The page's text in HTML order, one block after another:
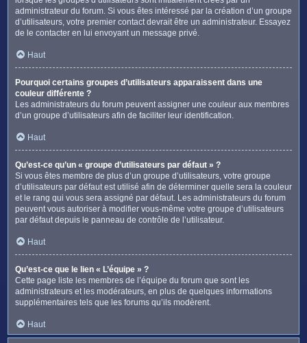
administrateur du forum. Si vous êtes intéressé par la création d’un groupe
d’utilisateurs, votre premier contact devrait être un administrateur. Essayez
de le contacter en lui envoyant un message privé.
Haut
Pourquoi certains groupes d’utilisateurs apparaissent dans une
couleur différente ?
Les administrateurs du forum peuvent assigner une couleur aux membres
d’un groupe d’utilisateurs afin de faciliter leur identification.
Haut
Qu’est-ce qu’un « groupe d’utilisateurs par défaut » ?
Si vous êtes membre de plus d’un groupe d’utilisateurs, votre groupe
d’utilisateurs par défaut est utilisé afin de déterminer quelle sera la couleur
et le rang qui vous sera assigné par défaut. Les administrateurs du forum
peuvent vous autoriser à modifier vous-même votre groupe d’utilisateurs
par défaut depuis le panneau de contrôle de l’utilisateur.
Haut
Qu’est-ce que le lien « L’équipe » ?
Cette page liste les membres de l’équipe du forum que sont les
administrateurs et les modérateurs, en plus de quelques informations
supplémentaires tels que les forums qu’ils modèrent.
Haut